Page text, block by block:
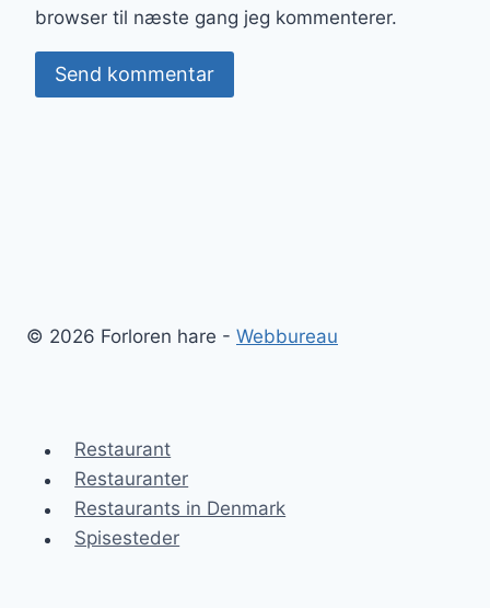
browser til næste gang jeg kommenterer.
© 2026 Forloren hare - Webbureau
Restaurant
Restauranter
Restaurants in Denmark
Spisesteder